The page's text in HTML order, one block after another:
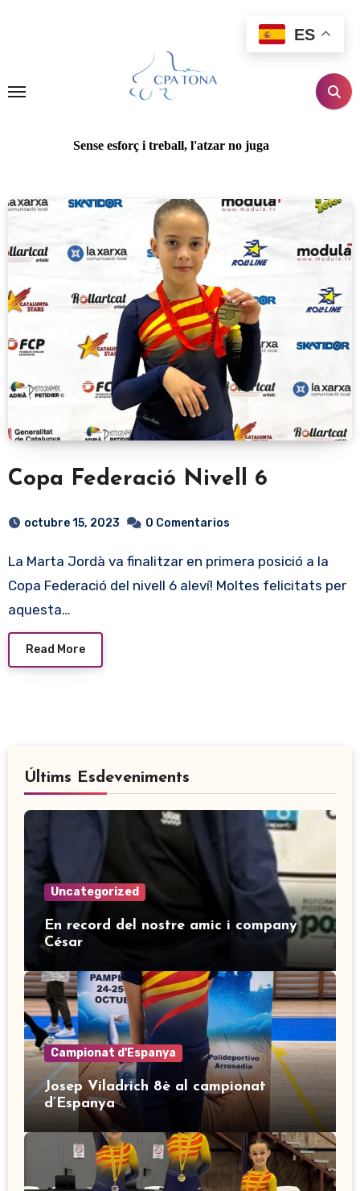
Sense esforç i treball, l'atzar no juga
Copa Federació Nivell 6
octubre 15, 2023 0 Comentarios
La Marta Jordà va finalitzar en primera posició a la
Copa Federació del nivell 6 aleví! Moltes felicitats per
aquesta…
Read More
Últims Esdeveniments
Uncategorized
En record del nostre amic i company
César
Campionat d'Espanya
Josep Viladrich 8è al campionat
d’Espanya
ES